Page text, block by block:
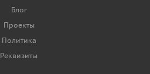
Блог
Проекты
Политика
Реквизиты